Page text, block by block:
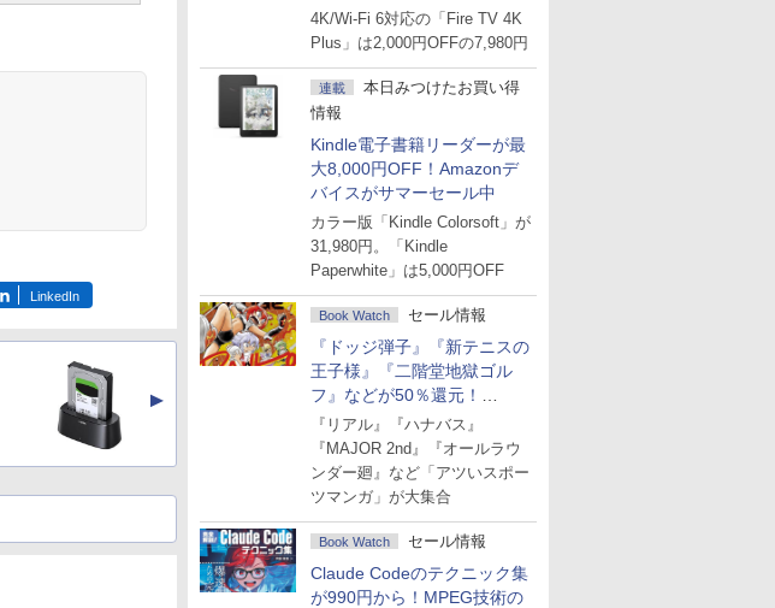
4K/Wi-Fi 6対応の「Fire TV 4K
Plus」は2,000円OFFの7,980円
連載
本日みつけたお買い得
情報
Kindle電子書籍リーダーが最
大8,000円OFF！Amazonデ
バイスがサマーセール中
カラー版「Kindle Colorsoft」が
31,980円。「Kindle
Paperwhite」は5,000円OFF
Book Watch セール情報
『ドッジ弾子』『新テニスの
王子様』『二階堂地獄ゴル
フ』などが50％還元！
Amazonマンガ週末セール
『リアル』『ハナバス』
『MAJOR 2nd』『オールラウ
ンダー廻』など「アツいスポー
ツマンガ」が大集合
Book Watch セール情報
Claude Codeのテクニック集
が990円から！MPEG技術の
LinkedIn
▲